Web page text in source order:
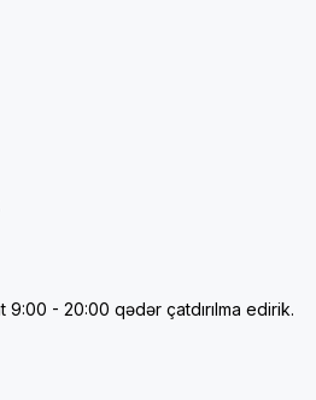
9:00 - 20:00 qədər çatdırılma edirik.